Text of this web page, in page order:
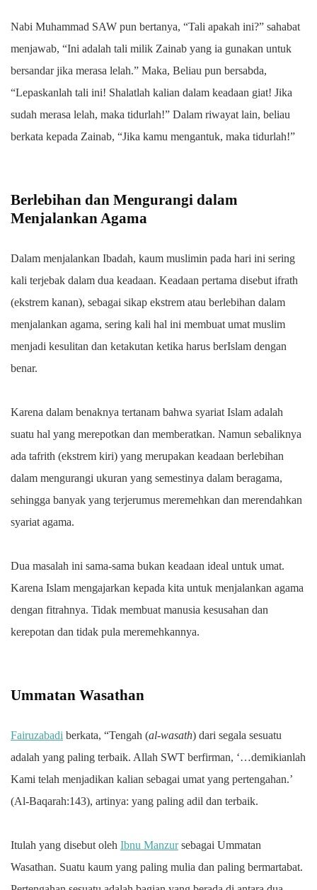
Nabi Muhammad SAW pun bertanya, “Tali apakah ini?” sahabat
menjawab, “Ini adalah tali milik Zainab yang ia gunakan untuk
bersandar jika merasa lelah.” Maka, Beliau pun bersabda,
“Lepaskanlah tali ini! Shalatlah kalian dalam keadaan giat! Jika
sudah merasa lelah, maka tidurlah!” Dalam riwayat lain, beliau
berkata kepada Zainab, “Jika kamu mengantuk, maka tidurlah!”
Berlebihan dan Mengurangi dalam
Menjalankan Agama
Dalam menjalankan Ibadah, kaum muslimin pada hari ini sering
kali terjebak dalam dua keadaan. Keadaan pertama disebut ifrath
(ekstrem kanan), sebagai sikap ekstrem atau berlebihan dalam
menjalankan agama, sering kali hal ini membuat umat muslim
menjadi kesulitan dan ketakutan ketika harus berIslam dengan
benar.
Karena dalam benaknya tertanam bahwa syariat Islam adalah
suatu hal yang merepotkan dan memberatkan. Namun sebaliknya
ada tafrith (ekstrem kiri) yang merupakan keadaan berlebihan
dalam mengurangi ukuran yang semestinya dalam beragama,
sehingga banyak yang terjerumus meremehkan dan merendahkan
syariat agama.
Dua masalah ini sama-sama bukan keadaan ideal untuk umat.
Karena Islam mengajarkan kepada kita untuk menjalankan agama
dengan fitrahnya. Tidak membuat manusia kesusahan dan
kerepotan dan tidak pula meremehkannya.
Ummatan Wasathan
Fairuzabadi berkata, “Tengah (al-wasath) dari segala sesuatu
adalah yang paling terbaik. Allah SWT berfirman, ‘…demikianlah
Kami telah menjadikan kalian sebagai umat yang pertengahan.’
(Al-Baqarah:143), artinya: yang paling adil dan terbaik.
Itulah yang disebut oleh Ibnu Manzursebagai Ummatan
Wasathan. Suatu kaum yang paling mulia dan paling bermartabat.